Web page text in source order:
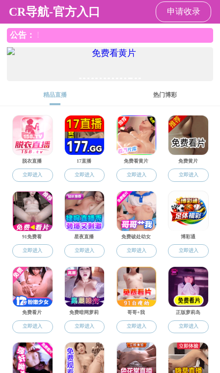
欢迎访问成人导航 ！
成人导航 成人导航概况 师资
成人导航新闻
成人导航